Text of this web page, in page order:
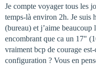
Je compte voyager tous les
temps-là environ 2h. Je suis
(bureau) et j’aime beaucoup
encombrant que ca un 17"
vraiment bcp de courage
configuration ? Vous en